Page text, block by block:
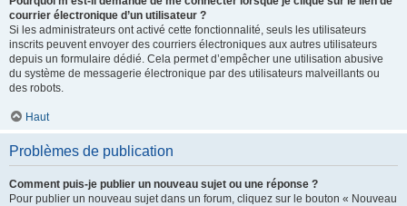
courrier électronique d’un utilisateur ?
Si les administrateurs ont activé cette fonctionnalité, seuls les utilisateurs
inscrits peuvent envoyer des courriers électroniques aux autres utilisateurs
depuis un formulaire dédié. Cela permet d’empêcher une utilisation abusive
du système de messagerie électronique par des utilisateurs malveillants ou
des robots.
Haut
Problèmes de publication
Comment puis-je publier un nouveau sujet ou une réponse ?
Pour publier un nouveau sujet dans un forum, cliquez sur le bouton « Nouveau